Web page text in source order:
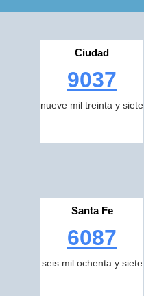
Ciudad
9037
nueve mil treinta y siete
Santa Fe
6087
seis mil ochenta y siete